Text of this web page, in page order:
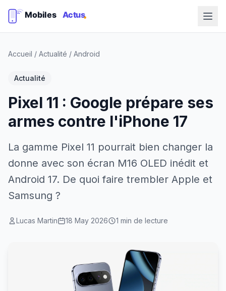
Accueil / Actualité / Android
Actualité
Pixel 11 : Google prépare ses
armes contre l'iPhone 17
La gamme Pixel 11 pourrait bien changer la
donne avec son écran M16 OLED inédit et
Android 17. De quoi faire trembler Apple et
Samsung ?
Lucas Martin 18 May 2026 1 min de lecture